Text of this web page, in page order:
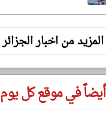
المزيد من اخبار الجزائر
أيضاً في موقع كل يوم